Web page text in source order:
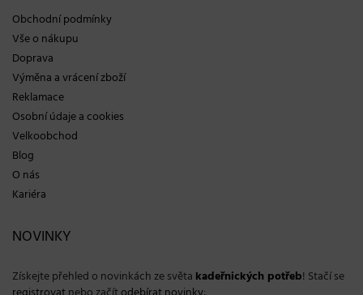
Obchodní podmínky
Vše o nákupu
Doprava
Výměna a vrácení zboží
Reklamace
Osobní údaje a cookies
Velkoobchod
Blog
O nás
Kariéra
NOVINKY
Získejte přehled o novinkách ze světa kadeřnických potřeb! Stačí se